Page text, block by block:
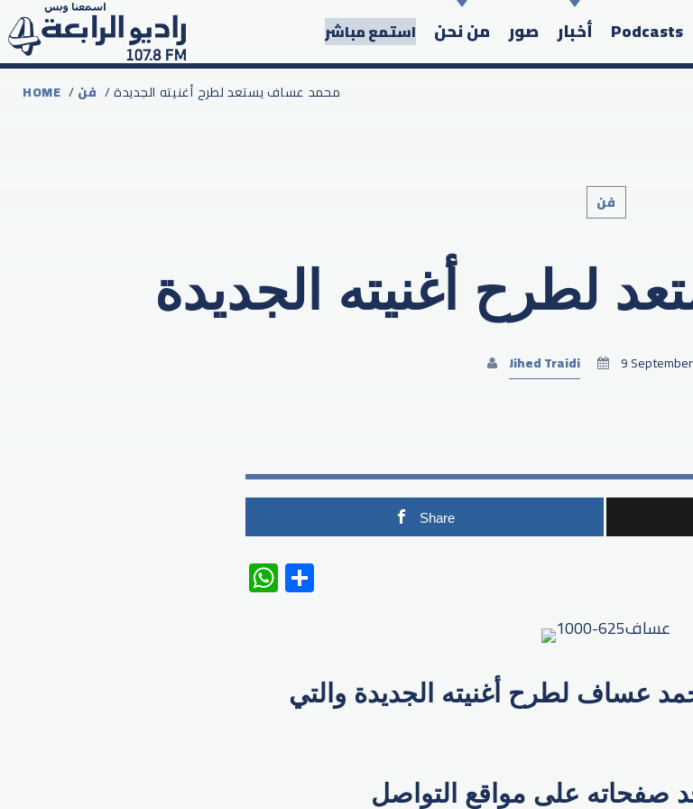
Podcasts أخبار صور من نحن استمع مباشر
Search in the
HOME /فن / محمد عساف يستعد لطرح أغنيته الجديدة
فن
لطرح أغنيته الجديدة
Jihed Traidi 9
Share
WhatsApp
عساف لطرح أغنيته الجديدة والتي
على مواقع التواصل